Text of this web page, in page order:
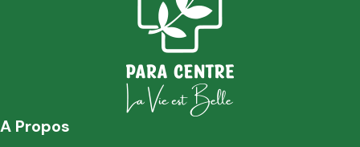
A Propos